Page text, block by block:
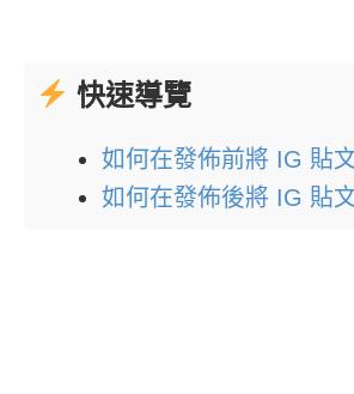
快速導覽
如何在發佈前將 IG 貼
如何在發佈後將 IG 貼